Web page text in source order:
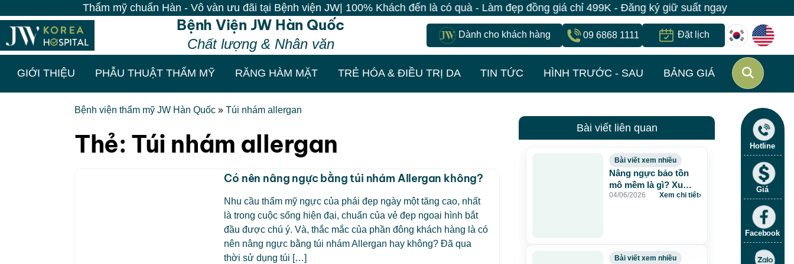
Thẩm mỹ chuẩn Hàn - Vô vàn ưu đãi tại Bệnh viện JW| 100% Khách đến là có quà - Làm đẹp đồng giá chỉ 499K - Đăng ký giữ suất ngay | Bệnh viện JW
Bệnh Viện JW Hàn Quốc
Chất lượng & Nhân văn
Dành cho khách hàng 09 6868 1111 Đặt lịch
GIỚI THIỆU PHẪU THUẬT THẨM MỸ RĂNG HÀM MẶT TRẺ HÓA & ĐIỀU TRỊ DA TIN TỨC HÌNH TRƯỚC - SAU BẢNG GIÁ
Bệnh viện thẩm mỹ JW Hàn Quốc » Túi nhám allergan
Thẻ: Túi nhám allergan
Có nên nâng ngực bằng túi nhám Allergan không?
Nhu cầu thẩm mỹ ngực của phái đẹp ngày một tăng cao, nhất
là trong cuộc sống hiện đại, chuẩn của vẻ đẹp ngoại hình bắt
đầu được chú ý. Và, thắc mắc của phần đông khách hàng là có
nên nâng ngực bằng túi nhám Allergan hay không? Đã qua
thời sử dụng túi […]
Bài viết liên quan
Bài viết xem nhiều
Nâng ngực bảo tồn
mô mềm là gì? Xu
hướng nâng ngực tự
04/06/2026 Xem chi tiết›
Bài viết xem nhiều
Hotline
Giá
Facebook